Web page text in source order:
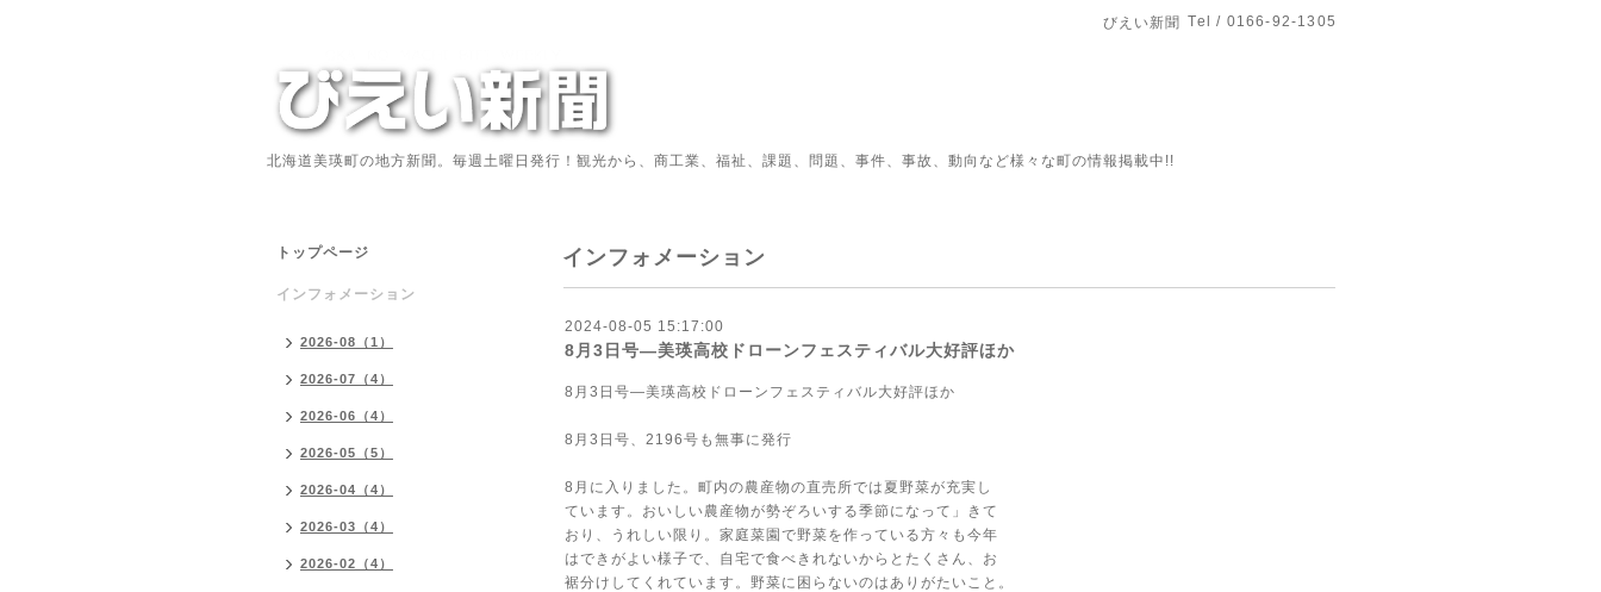
びえい新聞 Tel / 0166-92-1305
北海道美瑛町の地方新聞。毎週土曜日発行！観光から、商工業、福祉、課題、問題、事件、事故、動向など様々な町の情報掲載中!!
インフォメーション
2024-08-05 15:17:00
8月3日号―美瑛高校ドローンフェスティバル大好評ほか
8月3日号―美瑛高校ドローンフェスティバル大好評ほか
8月3日号、2196号も無事に発行
8月に入りました。町内の農産物の直売所では夏野菜が充実し
ています。おいしい農産物が勢ぞろいする季節になって」きて
おり、うれしい限り。家庭菜園で野菜を作っている方々も今年
はできがよい様子で、自宅で食べきれないからとたくさん、お
裾分けしてくれています。野菜に困らないのはありがたいこと。
トップページ
インフォメーション
2026-08（1）
2026-07（4）
2026-06（4）
2026-05（5）
2026-04（4）
2026-03（4）
2026-02（4）